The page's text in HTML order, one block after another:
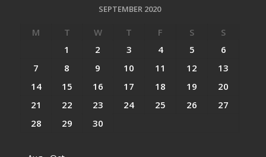
SEPTEMBER 2020
M T W T F S
S
1
2 3 4 5
6
7
8 9 10 11 12
13
14
15 16 17 18 19
20
21
22 23 24 25 26
27
28
29 30